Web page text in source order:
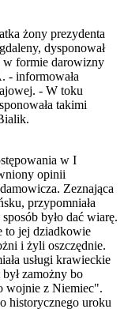
żony prezydenta
dysponował
w formie darowizny
- informowała
- W toku
takimi
w I
opinii
Zeznająca
przypomniała
było dać wiarę.
to jej dziadkowie
i żyli oszczędnie.
usługi krawieckie
zamożny bo
wojnie z Niemiec".
historycznego uroku